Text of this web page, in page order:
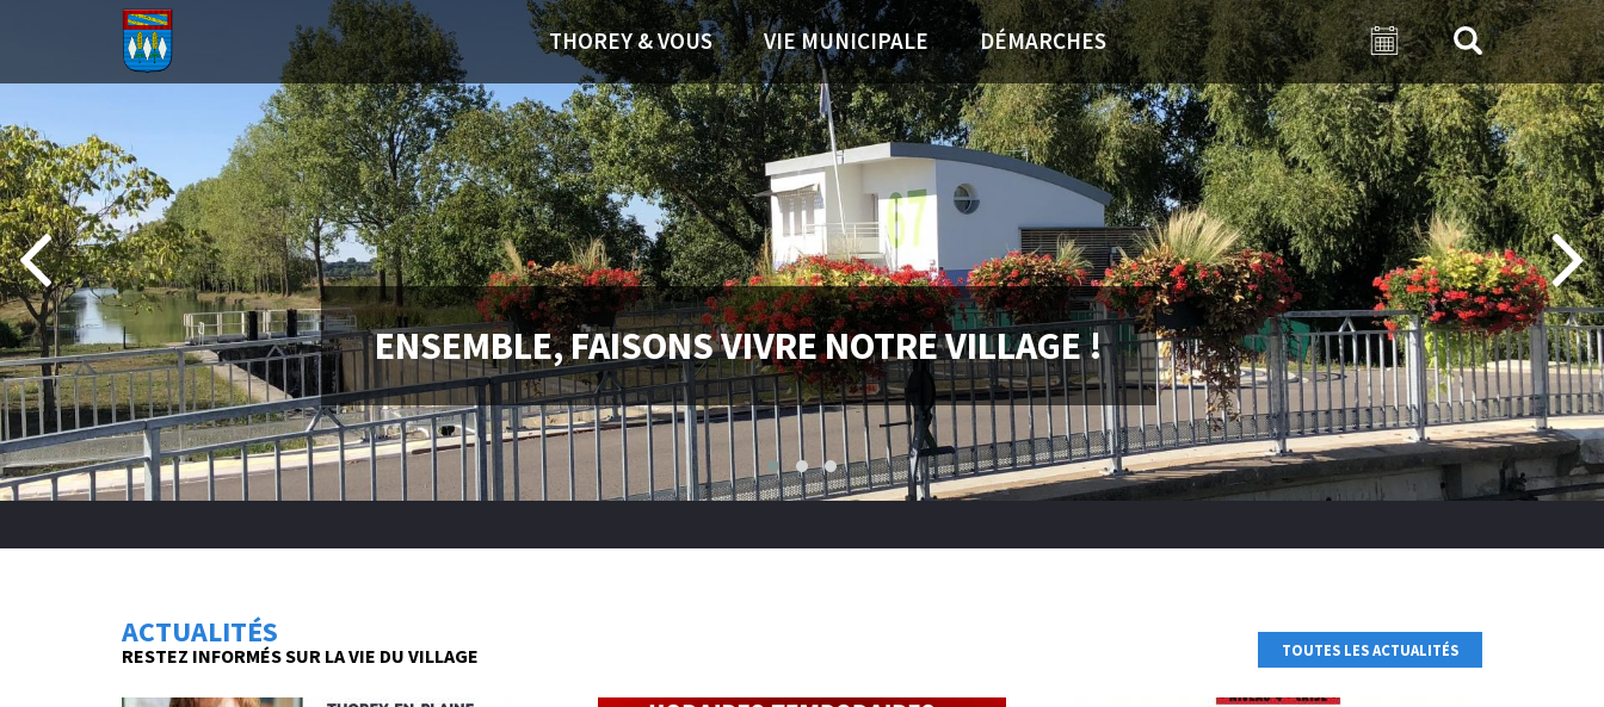
Aller au contenu principal
THOREY & VOUS VIE MUNICIPALE DÉMARCHES
ENSEMBLE, FAISONS VIVRE NOTRE VILLAGE !
ACTUALITÉS
RESTEZ INFORMÉS SUR LA VIE DU VILLAGE TOUTES LES ACTUALITÉS